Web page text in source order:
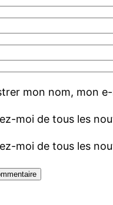
mon nom, mon
moi de tous les
moi de tous les